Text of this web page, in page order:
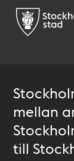
mellan
till